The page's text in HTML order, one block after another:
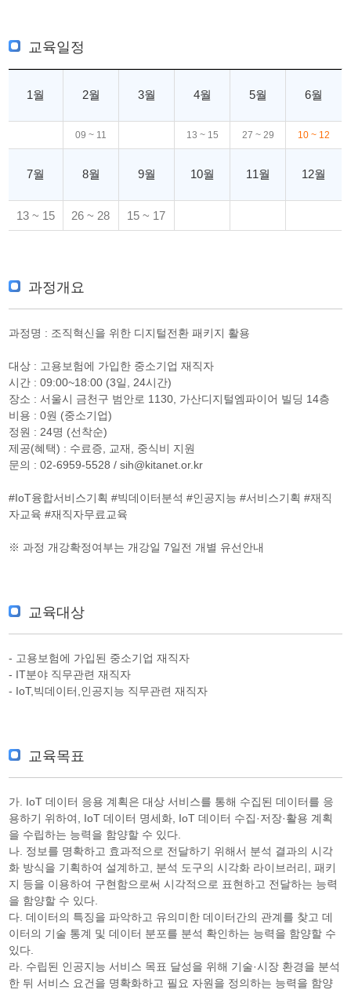
교육일정
1월 2월 3월 4월 5월 6월
09 ~ 11 13 ~ 15 27 ~ 29 10 ~ 12
7월 8월 9월 10월 11월 12월
13 ~ 15 26 ~ 28 15 ~ 17
과정개요
과정명 : 조직혁신을 위한 디지털전환 패키지 활용
대상 : 고용보험에 가입한 중소기업 재직자
시간 : 09:00~18:00 (3일, 24시간)
장소 : 서울시 금천구 범안로 1130, 가산디지털엠파이어 빌딩 14층
비용 : 0원 (중소기업)
정원 : 24명 (선착순)
제공(혜택) : 수료증, 교재, 중식비 지원
문의 : 02-6959-5528 / sih@kitanet.or.kr
#IoT융합서비스기획 #빅데이터분석 #인공지능 #서비스기획 #재직
자교육 #재직자무료교육
※ 과정 개강확정여부는 개강일 7일전 개별 유선안내
교육대상
- 고용보험에 가입된 중소기업 재직자
- IT분야 직무관련 재직자
- IoT,빅데이터,인공지능 직무관련 재직자
교육목표
가. IoT 데이터 응용 계획은 대상 서비스를 통해 수집된 데이터를 응
용하기 위하여, IoT 데이터 명세화, IoT 데이터 수집·저장·활용 계획
을 수립하는 능력을 함양할 수 있다.
나. 정보를 명확하고 효과적으로 전달하기 위해서 분석 결과의 시각
화 방식을 기획하여 설계하고, 분석 도구의 시각화 라이브러리, 패키
지 등을 이용하여 구현함으로써 시각적으로 표현하고 전달하는 능력
을 함양할 수 있다.
다. 데이터의 특징을 파악하고 유의미한 데이터간의 관계를 찾고 데
이터의 기술 통계 및 데이터 분포를 분석 확인하는 능력을 함양할 수
있다.
라. 수립된 인공지능 서비스 목표 달성을 위해 기술·시장 환경을 분석
한 뒤 서비스 요건을 명확화하고 필요 자원을 정의하는 능력을 함양